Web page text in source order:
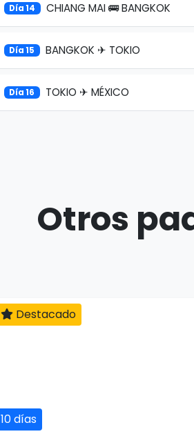
Día 14 CHIANG MAI 🚌 BANGKOK
Día 15 BANGKOK ✈ TOKIO
Día 16 TOKIO ✈ MÉXICO
Otros
10 días
Destacado